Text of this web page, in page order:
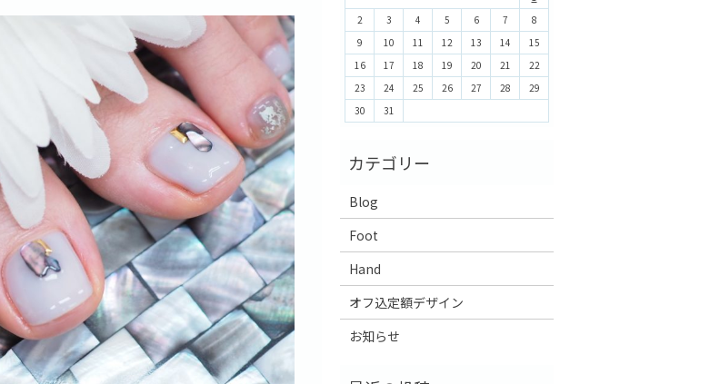
2
3 4 5 6 7
8
9
10 11 12 13 14
15
16
17 18 19 20 21
22
23
24 25 26 27 28
29
30
31
Blog
Foot
Hand
オフ込定額デザイン
お知らせ